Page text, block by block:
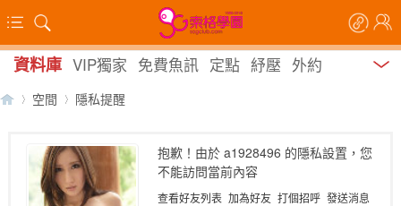
資料庫 VIP獨家 免費魚訊 定點 紓壓 外約
空間
›
隱私提醒
抱歉！由於 a1928496 的隱私設置，您
不能訪問當前內容
查看好友列表 加為好友 打個招呼 發送消息